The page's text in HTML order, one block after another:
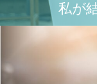
私が